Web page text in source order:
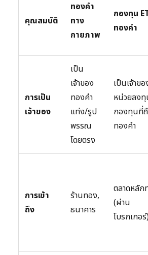
คุณสมบัติ
ทองคำ
ทาง
กายภาพ
กองทุน
ทองคำ
การเป็น
เจ้าของ
เป็น
เจ้าของ
ทองคำ
แท่ง/รูป
พรรณ
โดยตรง
เป็นเจ้าขอ
หน่วยลง
กองทุนที่
ทองคำ
การเข้า
ถึง
ร้านทอง,
ธนาคาร
ตลาดหลัก
(ผ่าน
โบรกเกอ